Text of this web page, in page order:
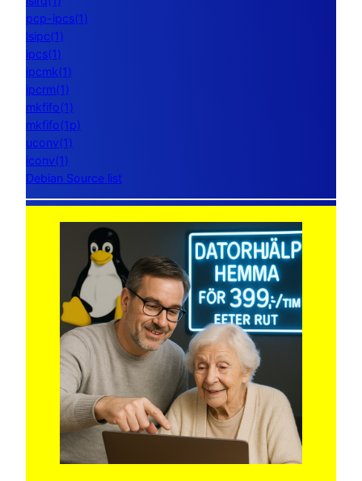
pcp-ipcs(1)
lsipc(1)
ipcs(1)
ipcmk(1)
ipcrm(1)
mkfifo(1)
mkfifo(1p)
uconv(1)
iconv(1)
Debian Source list